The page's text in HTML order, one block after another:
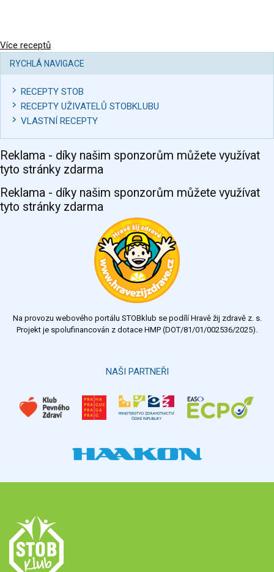
Více receptů
RYCHLÁ NAVIGACE
RECEPTY STOB
RECEPTY UŽIVATELŮ STOBKLUBU
VLASTNÍ RECEPTY
Reklama - díky našim sponzorům můžete využívat
tyto stránky zdarma
Reklama - díky našim sponzorům můžete využívat
tyto stránky zdarma
Na provozu webového portálu STOBklub se podílí Hravě žij zdravě z. s.
Projekt je spolufinancován z dotace HMP (DOT/81/01/002536/2025).
NAŠI PARTNEŘI